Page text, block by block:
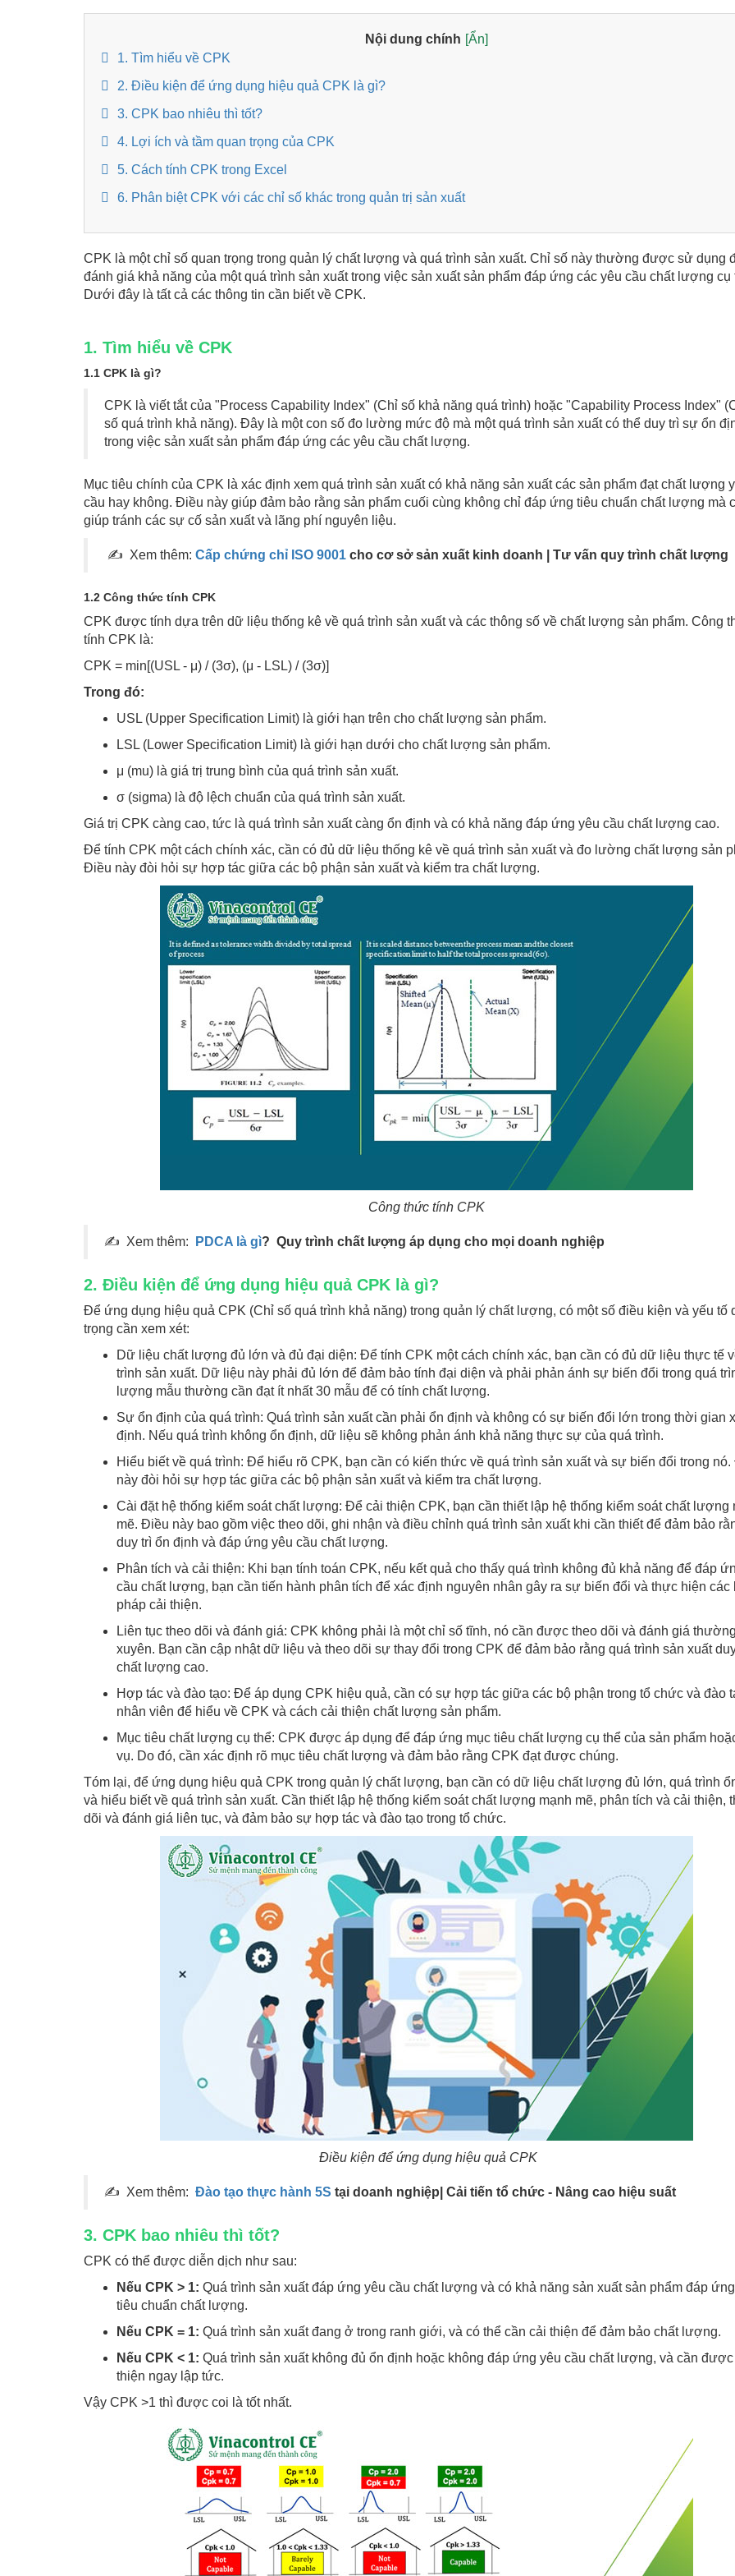
Nội dung chính [Ẩn]
1. Tìm hiểu về CPK
2. Điều kiện để ứng dụng hiệu quả CPK là gì?
3. CPK bao nhiêu thì tốt?
4. Lợi ích và tầm quan trọng của CPK
5. Cách tính CPK trong Excel
6. Phân biệt CPK với các chỉ số khác trong quản trị sản xuất
CPK là một chỉ số quan trọng trong quản lý chất lượng và quá trình sản xuất. Chỉ số này thường được sử dụng
đánh giá khả năng của một quá trình sản xuất trong việc sản xuất sản phẩm đáp ứng các yêu cầu chất lượng cụ
Dưới đây là tất cả các thông tin cần biết về CPK.
1. Tìm hiểu về CPK
1.1 CPK là gì?
CPK là viết tắt của "Process Capability Index" (Chỉ số khả năng quá trình) hoặc "Capability Process Index"
số quá trình khả năng). Đây là một con số đo lường mức độ mà một quá trình sản xuất có thể duy trì sự ổn
trong việc sản xuất sản phẩm đáp ứng các yêu cầu chất lượng.
Mục tiêu chính của CPK là xác định xem quá trình sản xuất có khả năng sản xuất các sản phẩm đạt chất lượng
cầu hay không. Điều này giúp đảm bảo rằng sản phẩm cuối cùng không chỉ đáp ứng tiêu chuẩn chất lượng mà
giúp tránh các sự cố sản xuất và lãng phí nguyên liệu.
✍ Xem thêm: Cấp chứng chỉ ISO 9001 cho cơ sở sản xuất kinh doanh | Tư vấn quy trình chất lượng
1.2 Công thức tính CPK
CPK được tính dựa trên dữ liệu thống kê về quá trình sản xuất và các thông số về chất lượng sản phẩm. Công
tính CPK là:
CPK = min[(USL - μ) / (3σ), (μ - LSL) / (3σ)]
Trong đó:
USL (Upper Specification Limit) là giới hạn trên cho chất lượng sản phẩm.
LSL (Lower Specification Limit) là giới hạn dưới cho chất lượng sản phẩm.
μ (mu) là giá trị trung bình của quá trình sản xuất.
σ (sigma) là độ lệch chuẩn của quá trình sản xuất.
Giá trị CPK càng cao, tức là quá trình sản xuất càng ổn định và có khả năng đáp ứng yêu cầu chất lượng cao.
Để tính CPK một cách chính xác, cần có đủ dữ liệu thống kê về quá trình sản xuất và đo lường chất lượng sản
Điều này đòi hỏi sự hợp tác giữa các bộ phận sản xuất và kiểm tra chất lượng.
Công thức tính CPK
✍ Xem thêm: PDCA là gì? Quy trình chất lượng áp dụng cho mọi doanh nghiệp
2. Điều kiện để ứng dụng hiệu quả CPK là gì?
Để ứng dụng hiệu quả CPK (Chỉ số quá trình khả năng) trong quản lý chất lượng, có một số điều kiện và yếu tố
trọng cần xem xét:
Dữ liệu chất lượng đủ lớn và đủ đại diện: Để tính CPK một cách chính xác, bạn cần có đủ dữ liệu thực tế
trình sản xuất. Dữ liệu này phải đủ lớn để đảm bảo tính đại diện và phải phản ánh sự biến đổi trong quá
lượng mẫu thường cần đạt ít nhất 30 mẫu để có tính chất lượng.
Sự ổn định của quá trình: Quá trình sản xuất cần phải ổn định và không có sự biến đổi lớn trong thời gian
định. Nếu quá trình không ổn định, dữ liệu sẽ không phản ánh khả năng thực sự của quá trình.
Hiểu biết về quá trình: Để hiểu rõ CPK, bạn cần có kiến thức về quá trình sản xuất và sự biến đổi trong
này đòi hỏi sự hợp tác giữa các bộ phận sản xuất và kiểm tra chất lượng.
Cài đặt hệ thống kiểm soát chất lượng: Để cải thiện CPK, bạn cần thiết lập hệ thống kiểm soát chất lượng
mẽ. Điều này bao gồm việc theo dõi, ghi nhận và điều chỉnh quá trình sản xuất khi cần thiết để đảm bảo
duy trì ổn định và đáp ứng yêu cầu chất lượng.
Phân tích và cải thiện: Khi bạn tính toán CPK, nếu kết quả cho thấy quá trình không đủ khả năng để đáp
cầu chất lượng, bạn cần tiến hành phân tích để xác định nguyên nhân gây ra sự biến đổi và thực hiện các
pháp cải thiện.
Liên tục theo dõi và đánh giá: CPK không phải là một chỉ số tĩnh, nó cần được theo dõi và đánh giá thường
xuyên. Bạn cần cập nhật dữ liệu và theo dõi sự thay đổi trong CPK để đảm bảo rằng quá trình sản xuất
chất lượng cao.
Hợp tác và đào tạo: Để áp dụng CPK hiệu quả, cần có sự hợp tác giữa các bộ phận trong tổ chức và đào
nhân viên để hiểu về CPK và cách cải thiện chất lượng sản phẩm.
Mục tiêu chất lượng cụ thể: CPK được áp dụng để đáp ứng mục tiêu chất lượng cụ thể của sản phẩm
vụ. Do đó, cần xác định rõ mục tiêu chất lượng và đảm bảo rằng CPK đạt được chúng.
Tóm lại, để ứng dụng hiệu quả CPK trong quản lý chất lượng, bạn cần có dữ liệu chất lượng đủ lớn, quá trình
và hiểu biết về quá trình sản xuất. Cần thiết lập hệ thống kiểm soát chất lượng mạnh mẽ, phân tích và cải thiện,
dõi và đánh giá liên tục, và đảm bảo sự hợp tác và đào tạo trong tổ chức.
Điều kiện để ứng dụng hiệu quả CPK
✍ Xem thêm: Đào tạo thực hành 5S tại doanh nghiệp| Cải tiến tổ chức - Nâng cao hiệu suất
3. CPK bao nhiêu thì tốt?
CPK có thể được diễn dịch như sau:
Nếu CPK > 1: Quá trình sản xuất đáp ứng yêu cầu chất lượng và có khả năng sản xuất sản phẩm đáp
tiêu chuẩn chất lượng.
Nếu CPK = 1: Quá trình sản xuất đang ở trong ranh giới, và có thể cần cải thiện để đảm bảo chất lượng.
Nếu CPK < 1: Quá trình sản xuất không đủ ổn định hoặc không đáp ứng yêu cầu chất lượng, và cần được
thiện ngay lập tức.
Vậy CPK >1 thì được coi là tốt nhất.